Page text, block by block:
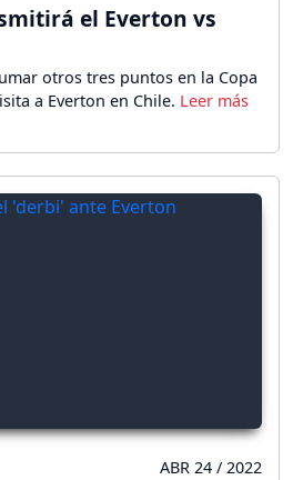
el Everton vs
otros tres puntos en la Copa
a Everton en Chile.
ABR 24 / 2022